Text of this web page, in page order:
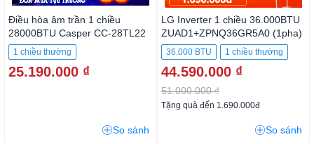
Điều hòa âm trần 1 chiều
28000BTU Casper CC-28TL22
1 chiều thường
25.190.000 ₫
So sánh
LG Inverter 1 chiều 36.000BTU
ZUAD1+ZPNQ36GR5A0 (1pha)
36.000 BTU 1 chiều thường
44.590.000 ₫
51.000.000 ₫
Tặng quà đến 1.690.000đ
So sánh